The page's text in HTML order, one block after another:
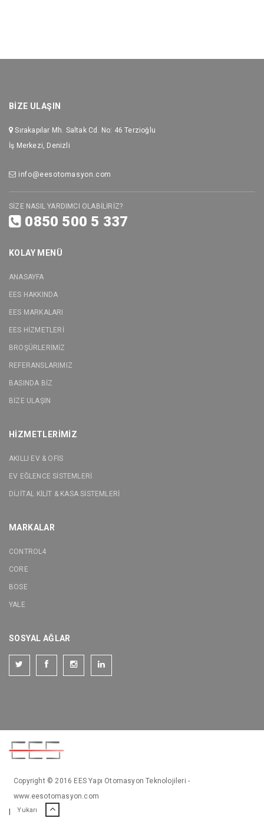
BİZE ULAŞIN
Sırakapılar Mh. Saltak Cd. No: 46 Terzioğlu
İş Merkezi, Denizli
info@eesotomasyon.com
SİZE NASIL YARDIMCI OLABİLİRİZ?
0850 500 5 337
KOLAY MENÜ
ANASAYFA
EES HAKKINDA
EES MARKALARI
EES HİZMETLERİ
BROŞÜRLERİMİZ
REFERANSLARIMIZ
BASINDA BİZ
BİZE ULAŞIN
HİZMETLERİMİZ
AKILLI EV & OFİS
EV EĞLENCE SİSTEMLERİ
DİJİTAL KİLİT & KASA SİSTEMLERİ
MARKALAR
CONTROL4
CORE
BOSE
YALE
SOSYAL AĞLAR
Copyright © 2016 EES Yapı Otomasyon Teknolojileri -
www.eesotomasyon.com
|
Yukarı